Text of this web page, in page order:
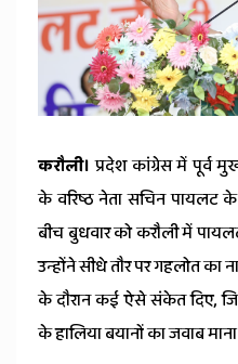
करौली। प्रदेश कांग्रेस में पूर्व
के वरिष्ठ नेता सचिन पायलट
बीच बुधवार को करौली में
उन्होंने सीधे तौर पर गहलोत
के दौरान कई ऐसे संकेत दिए,
के हालिया बयानों का जवाब माना